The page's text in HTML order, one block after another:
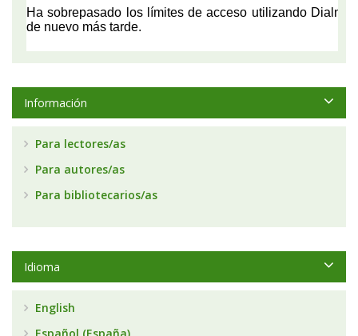
Información
Para lectores/as
Para autores/as
Para bibliotecarios/as
Idioma
English
Español (España)